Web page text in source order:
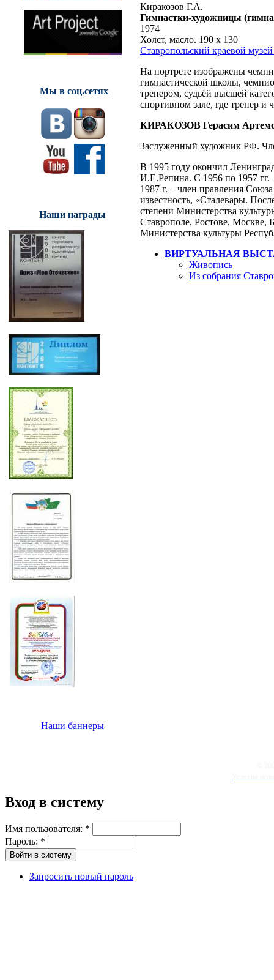
Мы в соц.сетях
Наши награды
Наши баннеры
Киракозов Г.А.
Гимнастки-художницы
1974
Холст, масло. 190 x 130
Ставропольский краевой
На портрете изображены
гимнастической школы,
тренером, судьёй высшей
спортивном зале, где тренер
КИРАКОЗОВ Герасим
Заслуженный художник РФ.
В 1995 году окончил
И.Е.Репина. С 1956 по 1957 гг.
1987 г. – член правления
известность, «Сталевары.
степени Министерства
Ставрополе, Ростове, Москве,
Министерства культуры
ВИРТУАЛЬНАЯ
Живопись
Из собрания
Вход в систему
Имя пользователя: *
Пароль: *
Запросить новый пароль